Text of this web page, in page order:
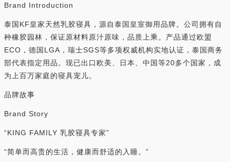
Brand Introduction
泰国KF皇家天然乳胶寝具，源自泰国皇室御用品牌。公司拥有自
种橡胶园林，保证原材料原汁原味，品质上乘。产品通过欧盟
ECO，德国LGA，瑞士SGS等多项权威机构实地认证，泰国商务
部代表指定用品。现已出口欧美、日本、中国等20多个国家，成
为上百万家庭的寝具宠儿。
品牌故事
Brand Story
“KING FAMILY 乳胶寝具专家”
“简单而高贵的生活，健康而舒适的入睡。”